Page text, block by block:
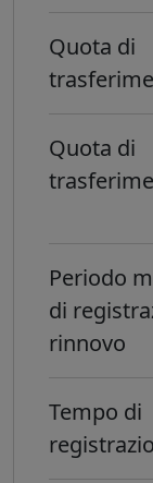
Quota di
Quota di
Periodo
di
rinnovo
Tempo di